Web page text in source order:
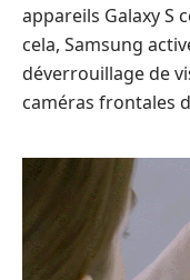
appareils Galaxy S
cela, Samsung
déverrouillage de
caméras frontales